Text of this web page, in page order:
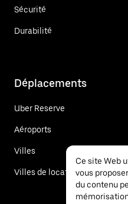
Sécurité
Durabilité
Déplacements
Uber Reserve
Aéroports
Villes
Villes de location de voitures
Ce site Web
vous
du contenu